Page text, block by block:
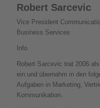
Robert Sarcevic
Vice President
Business Services
Info
Robert Sarcevic trat 2006
ein und übernahm in den
Aufgaben in Marketing,
Kommunikation.